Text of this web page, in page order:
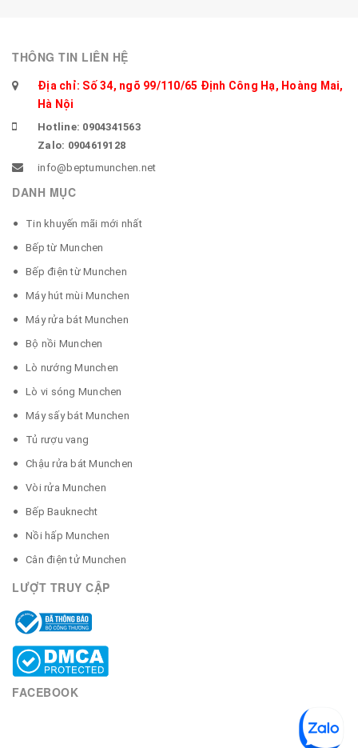
THÔNG TIN LIÊN HỆ
Địa chỉ: Số 34, ngõ 99/110/65 Định Công Hạ, Hoàng Mai,
Hà Nội
Hotline: 0904341563
Zalo: 0904619128
info@beptumunchen.net
DANH MỤC
Tin khuyến mãi mới nhất
Bếp từ Munchen
Bếp điện từ Munchen
Máy hút mùi Munchen
Máy rửa bát Munchen
Bộ nồi Munchen
Lò nướng Munchen
Lò vi sóng Munchen
Máy sấy bát Munchen
Tủ rượu vang
Chậu rửa bát Munchen
Vòi rửa Munchen
Bếp Bauknecht
Nồi hấp Munchen
Cân điện tử Munchen
LƯỢT TRUY CẬP
FACEBOOK